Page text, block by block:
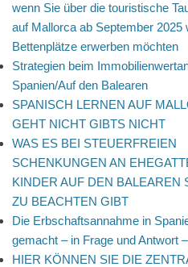
wenn Sie über die touristische
auf Mallorca ab September 2025
Bettenplätze erwerben möchten
Strategien beim
Spanien/Auf den Balearen
SPANISCH LERNEN AUF
GEHT NICHT GIBTS NICHT
WAS ES BEI STEUERFREIEN
SCHENKUNGEN AN
KINDER AUF DEN BALEAREN
ZU BEACHTEN GIBT
Die Erbschaftsannahme in
gemacht – in Frage und Antwort –
HIER KÖNNEN SIE DIE